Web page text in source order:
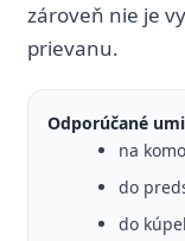
zároveň nie je
prievanu.
Odporúčané
na
do
do